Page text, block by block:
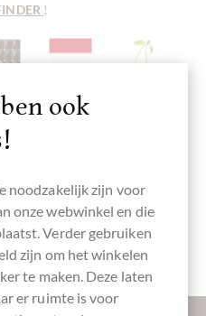
!
Bar
Vervaardigd in
Hongarije,
ook
noodzakelijk zijn voor
onze webwinkel en die
Verder gebruiken
zijn om het winkelen
te maken. Deze laten
er ruimte is voor